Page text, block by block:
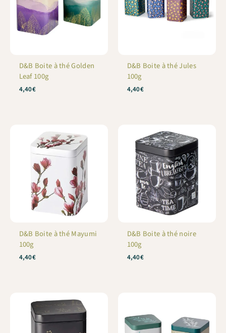
D&B Boite à thé Golden
Leaf 100g
4,40€
D&B Boite à thé Jules
100g
4,40€
D&B Boite à thé Mayumi
100g
4,40€
D&B Boite à thé noire
100g
4,40€